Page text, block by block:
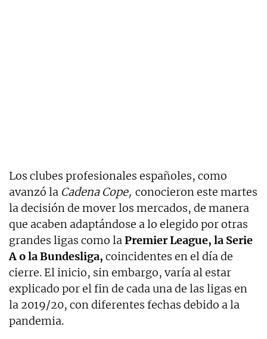
Los clubes profesionales españoles, como
avanzó la Cadena Cope, conocieron este martes
la decisión de mover los mercados, de manera
que acaben adaptándose a lo elegido por otras
grandes ligas como laPremier League, la Serie
A o la Bundesliga, coincidentes en el día de
cierre. El inicio, sin embargo, varía al estar
explicado por el fin de cada una de las ligas en
la 2019/20, con diferentes fechas debido a la
pandemia.